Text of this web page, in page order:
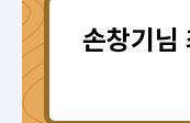
손창기님